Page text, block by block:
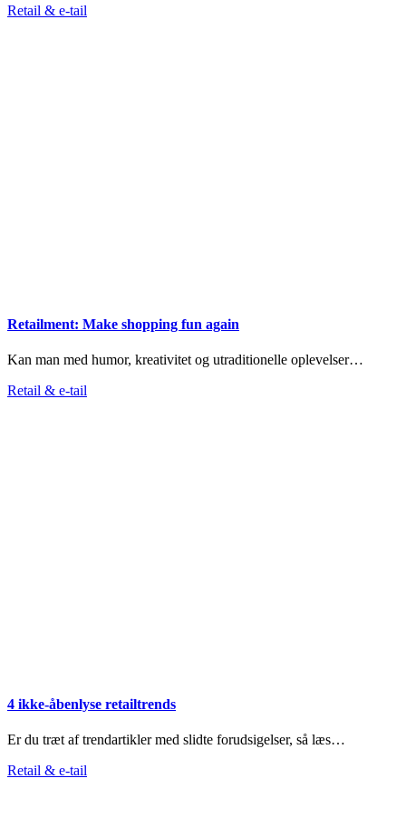
Retail & e-tail
Retailment: Make shopping fun again
Kan man med humor, kreativitet og utraditionelle oplevelser…
Retail & e-tail
4 ikke-åbenlyse retailtrends
Er du træt af trendartikler med slidte forudsigelser, så læs…
Retail & e-tail